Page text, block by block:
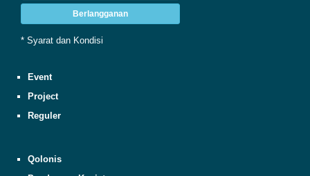
Berlangganan
* Syarat dan Kondisi
Event
Project
Reguler
Qolonis